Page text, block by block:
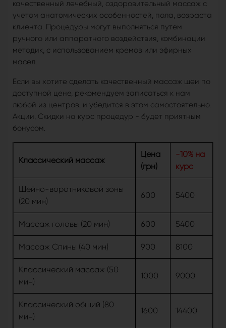
качественный лечебный, оздоровительный массаж с
учетом анатомических особенностей, пола, возраста
клиента. Процедуры могут выполняться путем
ручного или аппаратного воздействия, комбинации
методик, с использованием кремов или эфирных
масел.
Если вы хотите сделать качественный массаж шеи по
доступной цене, рекомендуем записаться к нам
любой из центров, и убедится в этом самостоятельно.
Акции, Скидки на курс процедур - будет приятным
бонусом.
Классический массаж
Цена
(грн)
-10% на
курс
Шейно-воротниковой зоны
(20 мин)
600 5400
Массаж головы (20 мин) 600 5400
Массаж Спины (40 мин) 900 8100
Классический массаж (50
мин)
1000 9000
Классический общий (80
мин)
1600 14400